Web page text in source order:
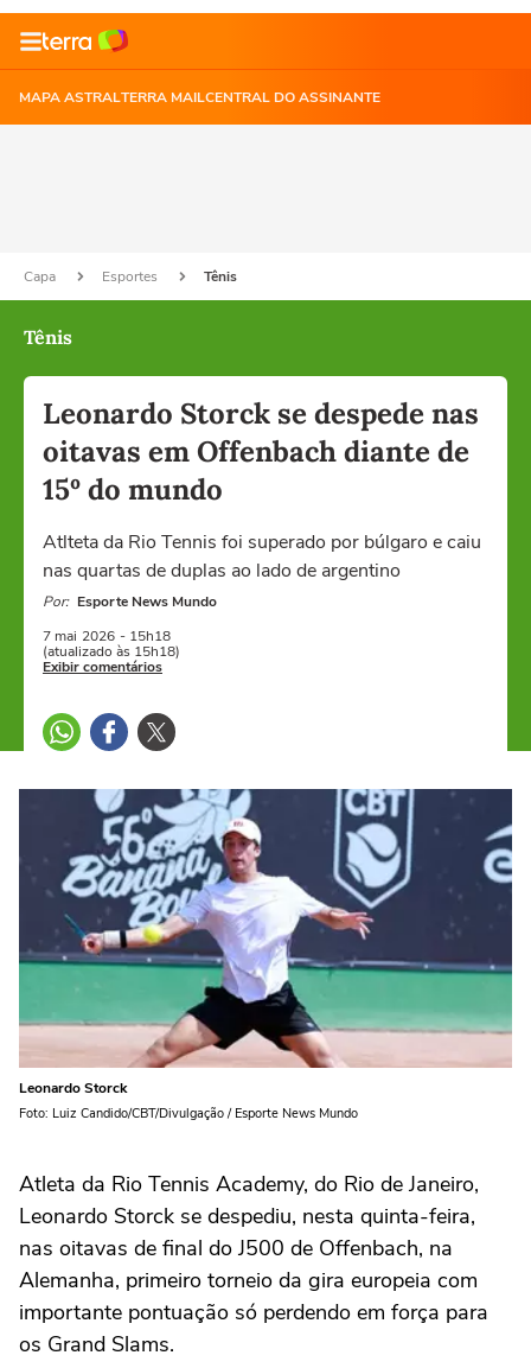
MAPA ASTRALTERRA MAILCENTRAL DO ASSINANTE
Capa Esportes Tênis
Tênis
Leonardo Storck se despede nas
oitavas em Offenbach diante de
15º do mundo
Atlteta da Rio Tennis foi superado por búlgaro e caiu
nas quartas de duplas ao lado de argentino
Por: Esporte News Mundo
7 mai 2026 - 15h18
(atualizado às 15h18)
Exibir comentários
Leonardo Storck
Foto: Luiz Candido/CBT/Divulgação / Esporte News Mundo
Atleta da Rio Tennis Academy, do Rio de Janeiro,
Leonardo Storck se despediu, nesta quinta-feira,
nas oitavas de final do J500 de Offenbach, na
Alemanha, primeiro torneio da gira europeia com
importante pontuação só perdendo em força para
os Grand Slams.